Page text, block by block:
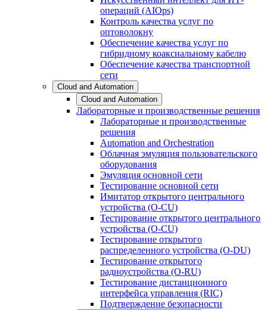
операций (AIOps)
Контроль качества услуг по
оптоволокну
Обеспечение качества услуг по
гибридному коаксиальному кабелю
Обеспечение качества транспортной
сети
Cloud and Automation
Cloud and Automation
Лабораторные и производственные решения
Лабораторные и производственные
решения
Automation and Orchestration
Облачная эмуляция пользовательского
оборудования
Эмуляция основной сети
Тестирование основной сети
Имитатор открытого центрального
устройства (O-CU)
Тестирование открытого центрального
устройства (O-CU)
Тестирование открытого
распределенного устройства (O-DU)
Тестирование открытого
радиоустройства (O-RU)
Тестирование дистанционного
интерфейса управления (RIC)
Подтверждение безопасности